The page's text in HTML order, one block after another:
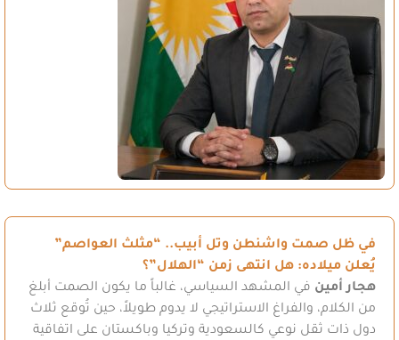
في ظل صمت واشنطن وتل أبيب.. “مثلث العواصم”
يُعلن ميلاده: هل انتهى زمن “الهلال”؟
هجار أمين في المشهد السياسي، غالباً ما يكون الصمت أبلغ
من الكلام، والفراغ الاستراتيجي لا يدوم طويلاً، حين تُوقع ثلاث
دول ذات ثقل نوعي كالسعودية وتركيا وباكستان على اتفاقية